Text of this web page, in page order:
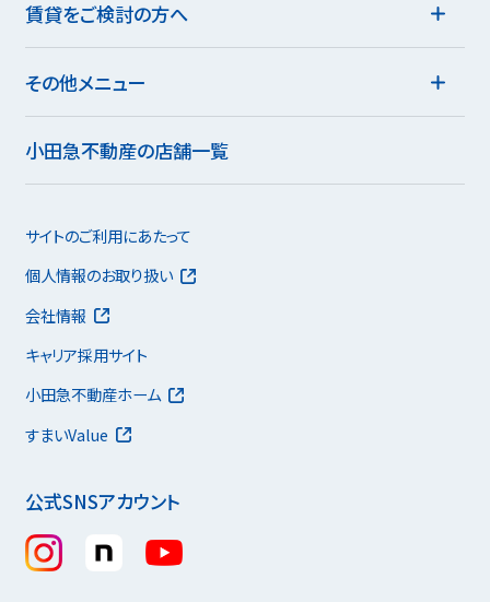
賃貸をご検討の方へ
その他メニュー
小田急不動産の店舗一覧
公式SNSアカウント
サイトのご利用にあたって
個人情報のお取り扱い
会社情報
キャリア採用サイト
小田急不動産ホーム
すまいValue